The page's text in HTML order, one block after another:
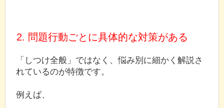
2. 問題行動ごとに具体的な対策がある
「しつけ全般」ではなく、悩み別に細かく解説さ
れているのが特徴です。
例えば、